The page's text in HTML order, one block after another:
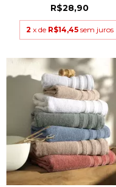
R$28,90
2 x de R$14,45 sem juros